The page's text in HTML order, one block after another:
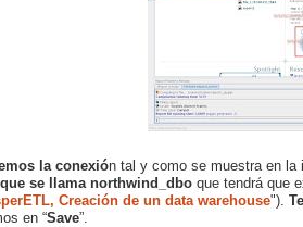
la conexión tal y como se muestra en la
se llama northwind_dbo que tendrá que
Creación de un data warehouse").
en “Save”.